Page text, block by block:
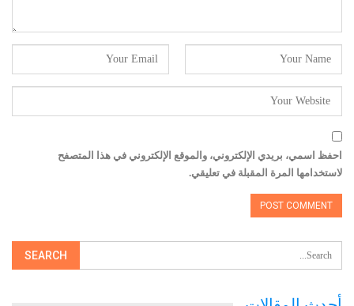
احفظ اسمي، بريدي الإلكتروني، والموقع الإلكتروني في هذا المتصفح
لاستخدامها المرة المقبلة في تعليقي.